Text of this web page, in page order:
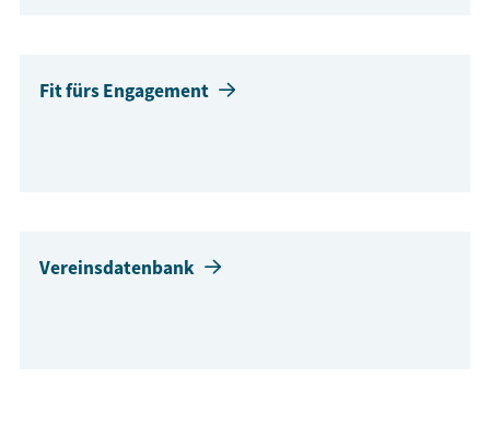
Fit fürs Engagement
Vereinsdatenbank